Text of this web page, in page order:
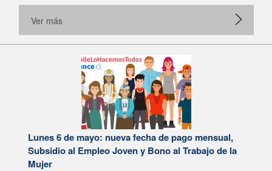
Ver más
Lunes 6 de mayo: nueva fecha de pago mensual,
Subsidio al Empleo Joven y Bono al Trabajo de la
Mujer